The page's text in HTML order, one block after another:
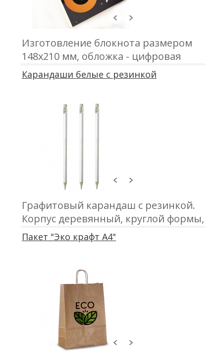
Изготовление блокнота размером
148х210 мм, обложка - цифровая
печать; блок - 50 листов, офсетная
печать; крепление - металлическая
Карандаши белые с резинкой
Графитовый карандаш с резинкой.
Корпус деревянный, круглой формы,
цвет белый. Заточен
Пакет "Эко крафт А4"